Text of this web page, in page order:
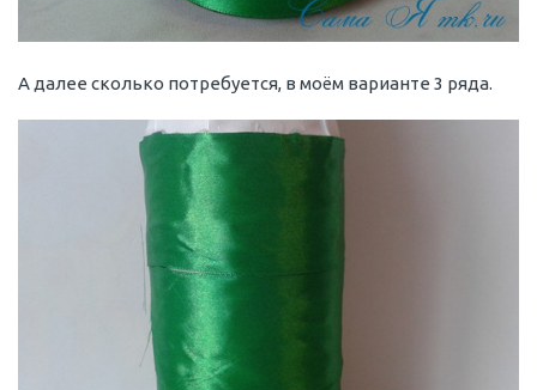
А далее сколько потребуется, в моём варианте 3 ряда.